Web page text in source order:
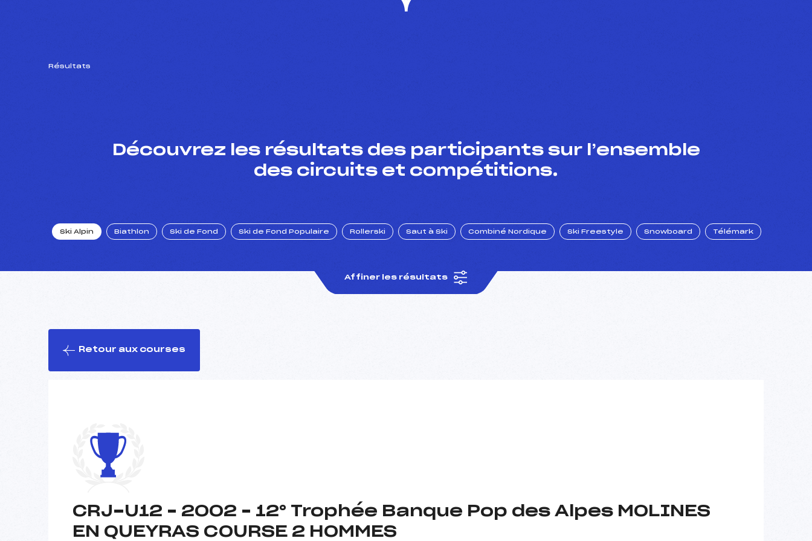
Résultats
Découvrez les résultats des participants sur l’ensemble
des circuits et compétitions.
Ski Alpin Biathlon Ski de Fond Ski de Fond Populaire Rollerski Saut à Ski Combiné Nordique Ski Freestyle Snowboard Télémark
Affiner les résultats
Retour aux courses
CRJ-U12 – 2002 – 12° Trophée Banque Pop des Alpes MOLINES
EN QUEYRAS COURSE 2 HOMMES